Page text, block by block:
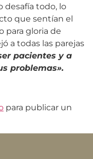
desafía todo, lo
que sentían el
para gloria de
a todas las parejas
pacientes y a
problemas».
para publicar un